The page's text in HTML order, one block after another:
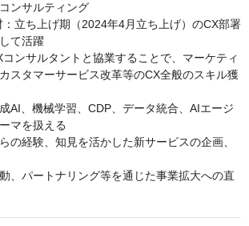
ンサルティング
立ち上げ期（2024年4月立ち上げ）のCX部署
て活躍
ンサルタントと協業することで、マーケティ
スタマーサービス改革等のCX全般のスキル獲
AI、機械学習、CDP、データ統合、AIエージ
マを扱える
の経験、知見を活かした新サービスの企画、
、パートナリング等を通じた事業拡大への直